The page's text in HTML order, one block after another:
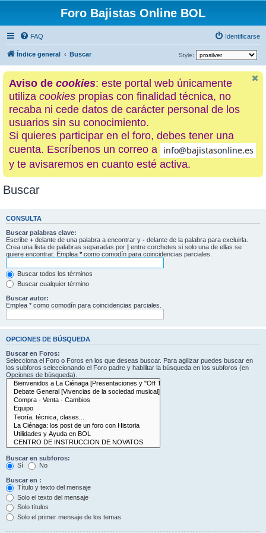
Foro Bajistas Online BOL
FAQ Identificarse
Índice general Buscar Style:
Aviso de cookies: este portal web únicamente
utiliza cookies propias con finalidad técnica, no
recaba ni cede datos de carácter personal de los
usuarios sin su conocimiento.
Si quieres participar en el foro, debes tener una
cuenta. Escríbenos un correo a
y te avisaremos en cuanto esté activa.
Buscar
CONSULTA
Buscar palabras clave:
Escribe + delante de una palabra a encontrar y - delante de la palabra para excluirla.
Crea una lista de palabras separadas por | entre corchetes si solo una de ellas se
quiere encontrar. Emplea * como comodín para coincidencias parciales.
Buscar todos los términos
Buscar cualquier término
Buscar autor:
Emplea * como comodín para coincidencias parciales.
OPCIONES DE BÚSQUEDA
Buscar en Foros:
Selecciona el Foro o Foros en los que deseas buscar. Para agilizar puedes buscar en
los subforos seleccionando el Foro padre y habilitar la búsqueda en los subforos (en
Opciones de búsqueda).
Buscar en subforos:
Sí
No
Buscar en :
Título y texto del mensaje
Solo el texto del mensaje
Solo títulos
Solo el primer mensaje de los temas